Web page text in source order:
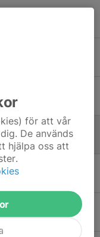
16-17/6
för att vår
De används
hjälpa oss att